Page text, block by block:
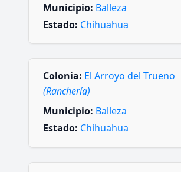
Municipio: Balleza
Estado: Chihuahua
Colonia: El Arroyo del Trueno
(Ranchería)
Municipio: Balleza
Estado: Chihuahua